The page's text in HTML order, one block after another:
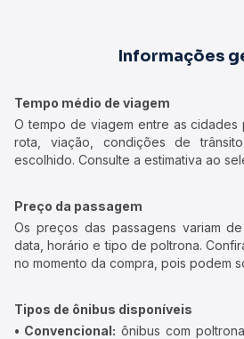
Informações
Tempo médio de viagem
O tempo de viagem entre as
rota, viação, condições de
escolhido. Consulte a estimativa ao
Preço da passagem
Os preços das passagens variam
data, horário e tipo de poltrona.
no momento da compra, pois podem
Tipos de ônibus disponíveis
• Convencional: ônibus com